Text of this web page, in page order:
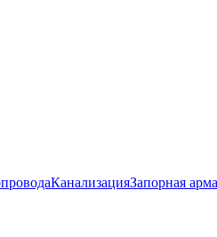
КанализацияЗапорная